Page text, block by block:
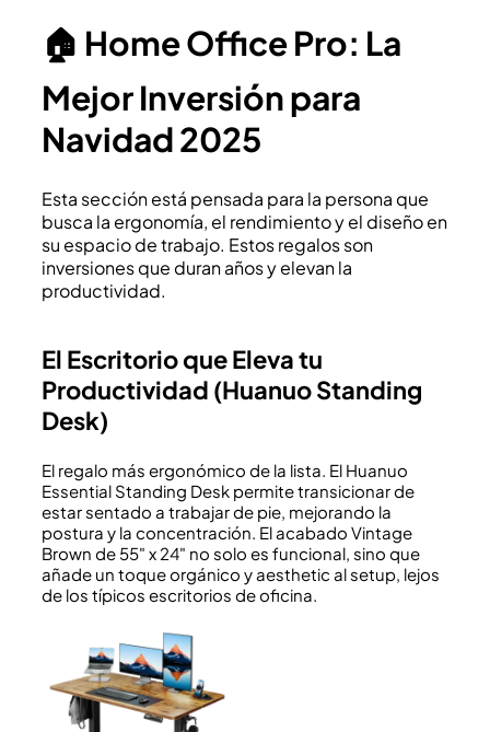
🏠 Home Office Pro: La
Mejor Inversión para
Navidad 2025
Esta sección está pensada para la persona que
busca la ergonomía, el rendimiento y el diseño en
su espacio de trabajo. Estos regalos son
inversiones que duran años y elevan la
productividad.
El Escritorio que Eleva tu
Productividad (Huanuo Standing
Desk)
El regalo más ergonómico de la lista. El Huanuo
Essential Standing Desk permite transicionar de
estar sentado a trabajar de pie, mejorando la
postura y la concentración. El acabado Vintage
Brown de 55" x 24" no solo es funcional, sino que
añade un toque orgánico y aesthetic al setup, lejos
de los típicos escritorios de oficina.